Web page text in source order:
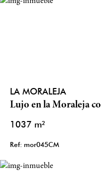
LA MORALEJA
Lujo en la Moraleja
1037 m²
Ref: mor045CM